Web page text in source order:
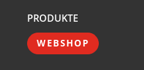
PRODUKTE
WEBSHOP